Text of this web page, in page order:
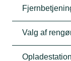
Valg af